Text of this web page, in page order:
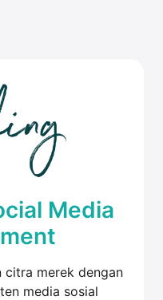
Media
citra merek dengan
media sosial